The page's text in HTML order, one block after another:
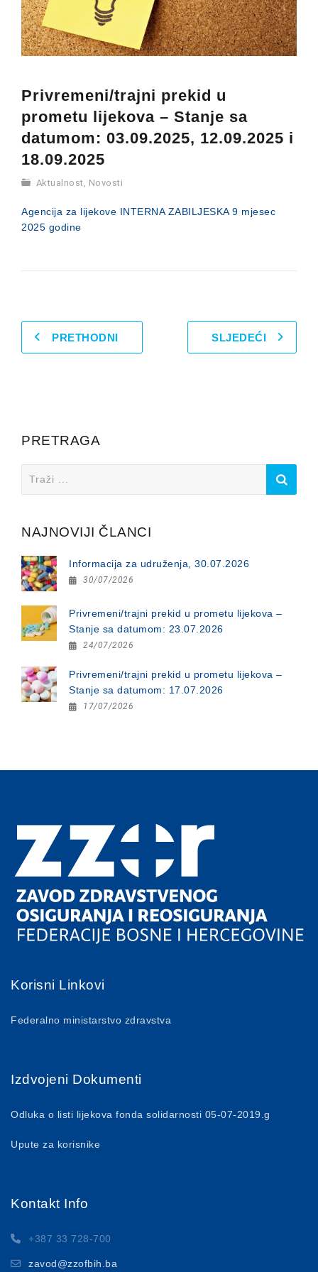
Privremeni/trajni prekid u
prometu lijekova – Stanje sa
datumom: 03.09.2025, 12.09.2025 i
18.09.2025
Aktualnost Novosti
Agencija za lijekove INTERNA ZABILJESKA 9 mjesec
2025 godine
PRETHODNI SLJEDEĆI
PRETRAGA
for:
NAJNOVIJI ČLANCI
Informacija za udruženja, 30.07.2026
30/07/2026
Privremeni/trajni prekid u prometu lijekova –
Stanje sa datumom: 23.07.2026
24/07/2026
Privremeni/trajni prekid u prometu lijekova –
Stanje sa datumom: 17.07.2026
17/07/2026
Korisni Linkovi
Federalno ministarstvo zdravstva
Izdvojeni Dokumenti
Odluka o listi lijekova fonda solidarnosti 05-07-2019.g
Upute za korisnike
Kontakt Info
+387 33 728-700
zavod@zzofbih.ba